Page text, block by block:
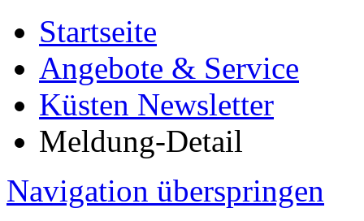
Startseite
Angebote & Service
Küsten Newsletter
Meldung-Detail
Navigation überspringen